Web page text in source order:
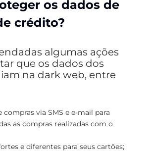
os dados de
crédito?
algumas ações
que os dados dos
na dark web, entre
compras via SMS e e-mail para
as compras realizadas com o
e diferentes para seus cartões;